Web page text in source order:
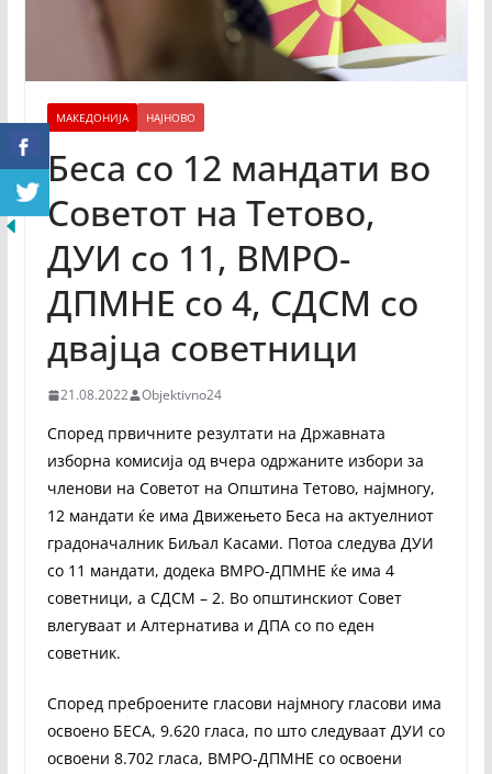
МАКЕДОНИЈА НАЈНОВО
Беса со 12 мандати во
Советот на Тетово,
ДУИ со 11, ВМРО-
ДПМНЕ со 4, СДСМ со
двајца советници
21.08.2022 Objektivno24
Според првичните резултати на Државната
изборна комисија од вчера одржаните избори за
членови на Советот на Општина Тетово, најмногу,
12 мандати ќе има Движењето Беса на актуелниот
градоначалник Биљал Касами. Потоа следува ДУИ
со 11 мандати, додека ВМРО-ДПМНЕ ќе има 4
советници, а СДСМ – 2. Во општинскиот Совет
влегуваат и Алтернатива и ДПА со по еден
советник.
Според преброените гласови најмногу гласови има
освоено БЕСА, 9.620 гласа, по што следуваат ДУИ со
освоени 8.702 гласа, ВМРО-ДПМНЕ со освоени